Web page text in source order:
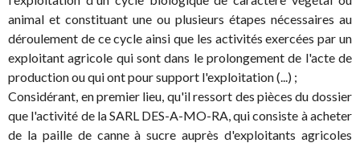
animal et constituant une ou plusieurs étapes nécessaires au
déroulement de ce cycle ainsi que les activités exercées par un
exploitant agricole qui sont dans le prolongement de l'acte de
production ou qui ont pour support l'exploitation (...) ;
Considérant, en premier lieu, qu'il ressort des pièces du dossier
que l'activité de la SARL DES-A-MO-RA, qui consiste à acheter
de la paille de canne à sucre auprès d'exploitants agricoles